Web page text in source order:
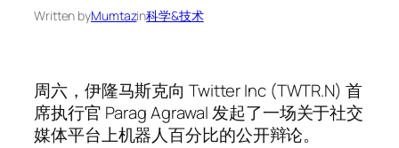
Written byMumtazin科学&技术
周六，伊隆马斯克向 Twitter Inc (TWTR.N) 首
席执行官 Parag Agrawal 发起了一场关于社交
媒体平台上机器人百分比的公开辩论。